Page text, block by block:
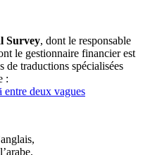
Survey, dont le responsable
le gestionnaire financier est
de traductions spécialisées
:
entre deux vagues